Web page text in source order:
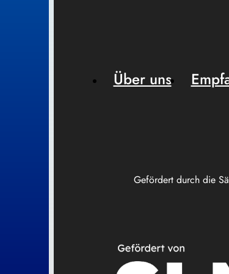
Gefördert durch die
Über uns